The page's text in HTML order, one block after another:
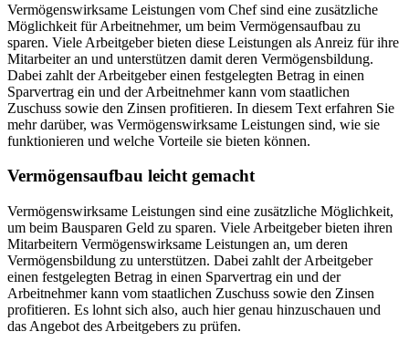
Vermögenswirksame Leistungen vom Chef sind eine zusätzliche
Möglichkeit für Arbeitnehmer, um beim Vermögensaufbau zu
sparen. Viele Arbeitgeber bieten diese Leistungen als Anreiz für ihre
Mitarbeiter an und unterstützen damit deren Vermögensbildung.
Dabei zahlt der Arbeitgeber einen festgelegten Betrag in einen
Sparvertrag ein und der Arbeitnehmer kann vom staatlichen
Zuschuss sowie den Zinsen profitieren. In diesem Text erfahren Sie
mehr darüber, was Vermögenswirksame Leistungen sind, wie sie
funktionieren und welche Vorteile sie bieten können.
Vermögensaufbau leicht gemacht
Vermögenswirksame Leistungen sind eine zusätzliche Möglichkeit,
um beim Bausparen Geld zu sparen. Viele Arbeitgeber bieten ihren
Mitarbeitern Vermögenswirksame Leistungen an, um deren
Vermögensbildung zu unterstützen. Dabei zahlt der Arbeitgeber
einen festgelegten Betrag in einen Sparvertrag ein und der
Arbeitnehmer kann vom staatlichen Zuschuss sowie den Zinsen
profitieren. Es lohnt sich also, auch hier genau hinzuschauen und
das Angebot des Arbeitgebers zu prüfen.